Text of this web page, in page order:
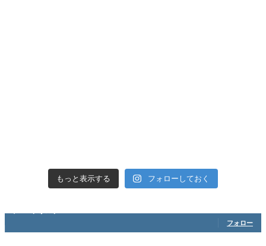
もっと表示する フォローしておく
フォロー